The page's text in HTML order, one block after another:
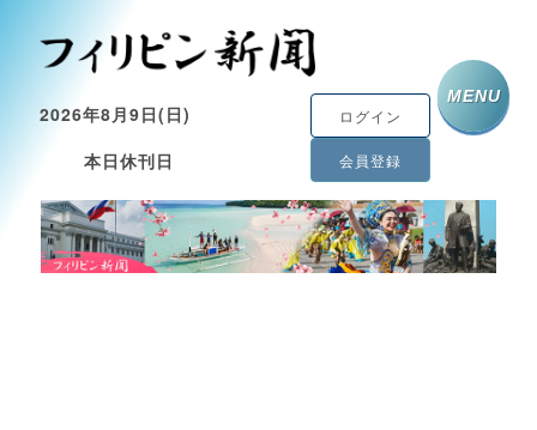
2026年8月9日(日)
本日休刊日
ログイン
会員登録
MENU